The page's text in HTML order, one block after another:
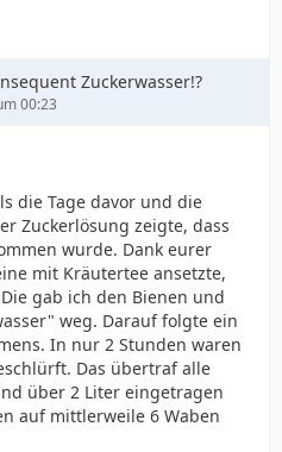
Zuckerwasser!?
00:23
die Tage davor und die
Zuckerlösung zeigte, dass
wurde. Dank eurer
mit Kräutertee ansetzte,
gab ich den Bienen und
weg. Darauf folgte ein
In nur 2 Stunden waren
Das übertraf alle
über 2 Liter eingetragen
auf mittlerweile 6 Waben